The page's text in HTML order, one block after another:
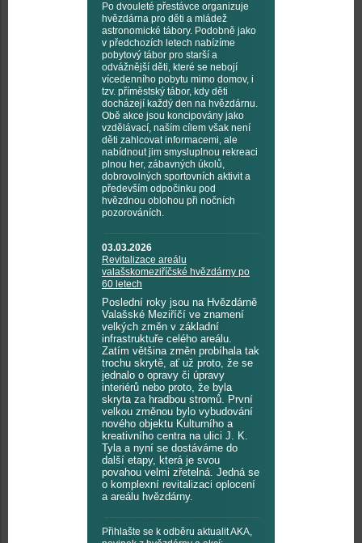
Po dvouleté přestávce organizuje
hvězdárna pro děti a mládež
astronomické tábory. Podobně jako
v předchozích letech nabízíme
pobytový tábor pro starší a
odvážnější děti, které se nebojí
vícedenního pobytu mimo domov, i
tzv. příměstský tábor, kdy děti
docházejí každý den na hvězdárnu.
Obě akce jsou koncipovány jako
vzdělávací, naším cílem však není
děti zahlcovat informacemi, ale
nabídnout jim smysluplnou rekreaci
plnou her, zábavných úkolů,
dobrovolných sportovních aktivit a
především odpočinku pod
hvězdnou oblohou při nočních
pozorováních.
03.03.2026
Revitalizace areálu
valašskomeziříčské hvězdárny po
60 letech
Poslední roky jsou na Hvězdárně
Valašské Meziříčí ve znamení
velkých změn v základní
infrastruktuře celého areálu.
Zatím většina změn probíhala tak
trochu skrytě, ať už proto, že se
jednalo o opravy či úpravy
interiérů nebo proto, že byla
skryta za hradbou stromů. První
velkou změnou bylo vybudování
nového objektu Kulturního a
kreativního centra na ulici J. K.
Tyla a nyní se dostáváme do
další etapy, která je svou
povahou velmi zřetelná. Jedná se
o komplexní revitalizaci oplocení
a areálu hvězdárny.
Přihlašte se k odběru aktualit AKA,